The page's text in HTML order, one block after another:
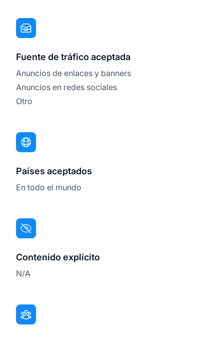
Fuente de tráfico aceptada
Anuncios de enlaces y banners
Anuncios en redes sociales
Otro
Países aceptados
En todo el mundo
Contenido explícito
N/A